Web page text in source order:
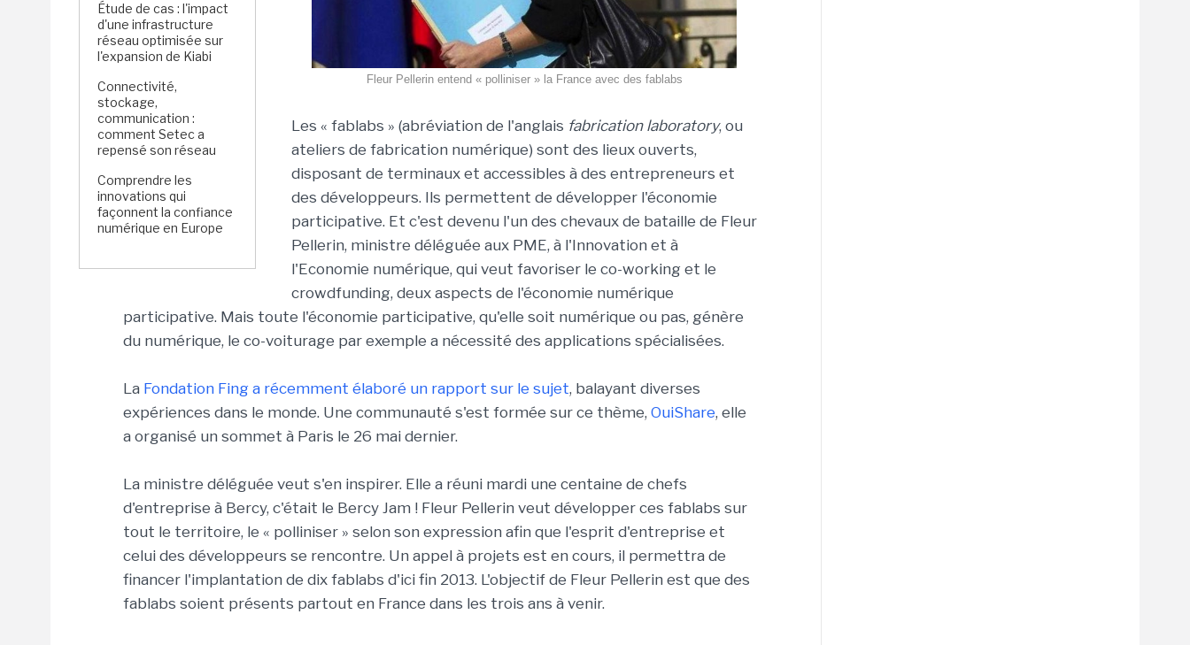
Étude de cas : l'impact
d'une infrastructure
réseau optimisée sur
l'expansion de Kiabi
Connectivité,
stockage,
communication :
comment Setec a
repensé son réseau
Comprendre les
innovations qui
façonnent la confiance
numérique en Europe
Fleur Pellerin entend « polliniser » la France avec des fablabs
Les « fablabs » (abréviation de l'anglais fabrication laboratory, ou
ateliers de fabrication numérique) sont des lieux ouverts,
disposant de terminaux et accessibles à des entrepreneurs et
des développeurs. Ils permettent de développer l'économie
participative. Et c'est devenu l'un des chevaux de bataille de Fleur
Pellerin, ministre déléguée aux PME, à l'Innovation et à
l'Economie numérique, qui veut favoriser le co-working et le
crowdfunding, deux aspects de l'économie numérique
participative. Mais toute l'économie participative, qu'elle soit numérique ou pas, génère
du numérique, le co-voiturage par exemple a nécessité des applications spécialisées.
La Fondation Fing a récemment élaboré un rapport sur le sujet, balayant diverses
expériences dans le monde. Une communauté s'est formée sur ce thème, OuiShare, elle
a organisé un sommet à Paris le 26 mai dernier.
La ministre déléguée veut s'en inspirer. Elle a réuni mardi une centaine de chefs
d'entreprise à Bercy, c'était le Bercy Jam ! Fleur Pellerin veut développer ces fablabs sur
tout le territoire, le « polliniser » selon son expression afin que l'esprit d'entreprise et
celui des développeurs se rencontre. Un appel à projets est en cours, il permettra de
financer l'implantation de dix fablabs d'ici fin 2013. L'objectif de Fleur Pellerin est que des
fablabs soient présents partout en France dans les trois ans à venir.